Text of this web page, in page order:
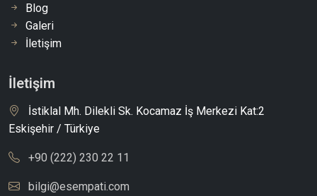
Blog
Galeri
İletişim
İletişim
İstiklal Mh. Dilekli Sk. Kocamaz İş Merkezi Kat:2
Eskişehir / Türkiye
+90 (222) 230 22 11
bilgi@esempati.com